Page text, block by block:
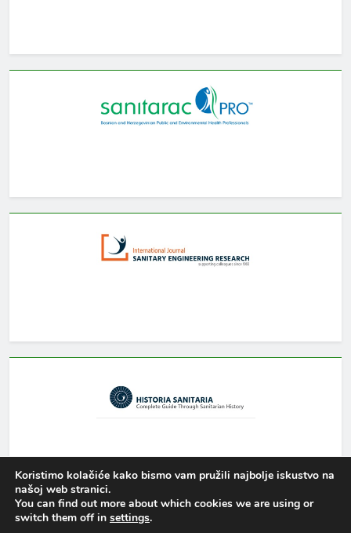
Newsmatic - News WordPress Theme 2026. Powered By
Koristimo kolačiće kako bismo vam pružili najbolje iskustvo na
našoj web stranici.
You can find out more about which cookies we are using or
switch them off in settings.